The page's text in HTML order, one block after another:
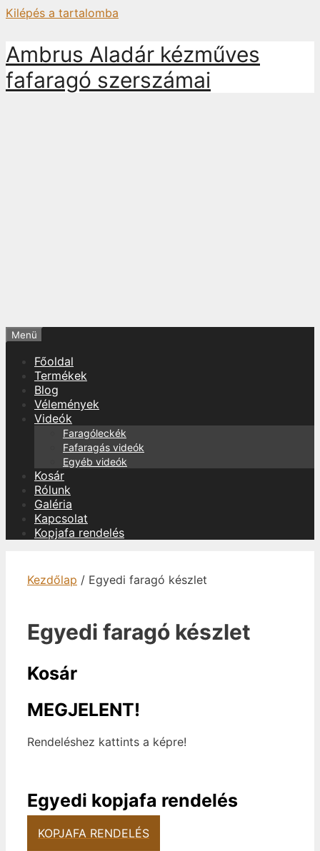
Kilépés a tartalomba
Ambrus Aladár kézműves
fafaragó szerszámai
Menü
Főoldal
Termékek
Blog
Vélemények
Videók
Faragóleckék
Fafaragás videók
Egyéb videók
Kosár
Rólunk
Galéria
Kapcsolat
Kopjafa rendelés
Kezdőlap / Egyedi faragó készlet
Egyedi faragó készlet
Kosár
MEGJELENT!
Rendeléshez kattints a képre!
Egyedi kopjafa rendelés
KOPJAFA RENDELÉS